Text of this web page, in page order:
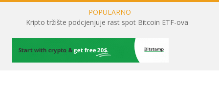
POPULARNO
Kripto tržište podcjenjuje rast spot Bitcoin ETF-ova